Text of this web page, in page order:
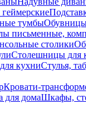
тумбы
письменные,
столики
Столешницы для
кухниСтулья,
Кровати-
для домаШкафы,